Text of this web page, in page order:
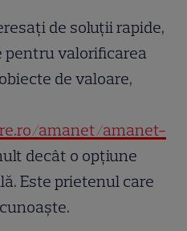
de soluții rapide,
pentru valorificarea
de valoare,
amanet/amanet-
decât o opțiune
Este prietenul care